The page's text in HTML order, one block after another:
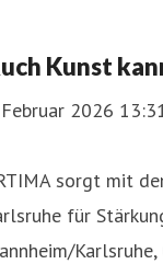
Kunst
2026
sorgt mit
für